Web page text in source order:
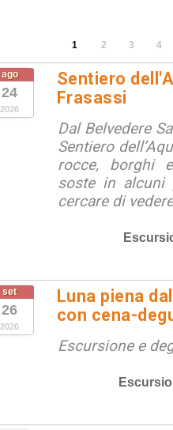
1 2 3 4
ago
24
2026
Sentiero
Frasassi
Dal Belvedere
Sentiero
rocce, borghi
soste in alcuni
cercare di
set
26
2026
Luna piena
con cena-
Escursione e